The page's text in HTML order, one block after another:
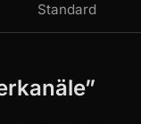
Standard